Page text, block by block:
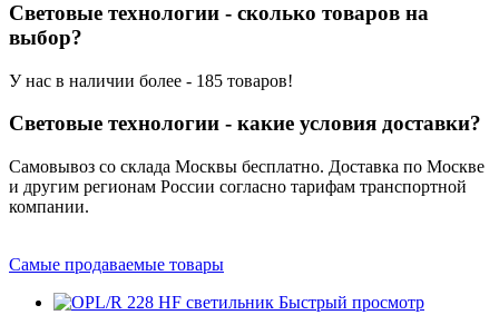
Световые технологии - сколько товаров на
выбор?
У нас в наличии более - 185 товаров!
Световые технологии - какие условия доставки?
Самовывоз со склада Москвы бесплатно. Доставка по Москве
и другим регионам России согласно тарифам транспортной
компании.
Самые продаваемые товары
Быстрый просмотр